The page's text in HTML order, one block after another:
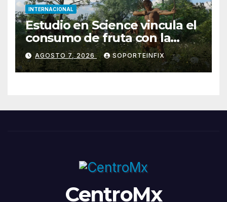
INTERNACIONAL
Estudio en Science vincula el
consumo de fruta con la
evolución del cerebro
humano
AGOSTO 7, 2026 SOPORTEINFIX
CentroMx